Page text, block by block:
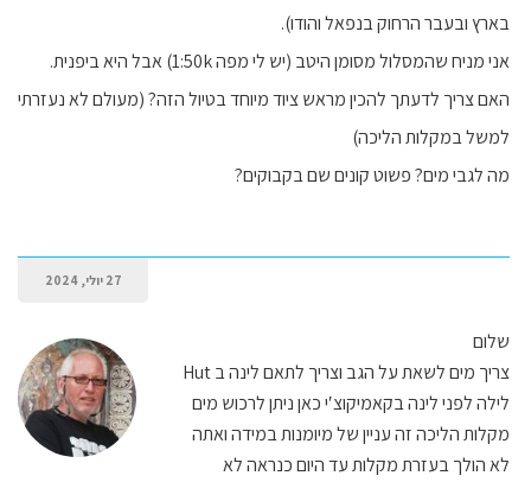
בארץ ובעבר הרחוק בנפאל והודו).
אני מניח שהמסלול מסומן היטב (יש לי מפה 1:50k) אבל היא ביפנית.
האם צריך לדעתך להכין מראש ציוד מיוחד בטיול הזה? (מעולם לא נעזרתי
למשל במקלות הליכה)
מה לגבי מים? פשוט קונים שם בקבוקים?
27 יולי, 2024
שלום
צריך מים לשאת על הגב וצריך לתאם לינה ב Hut
לילה לפני לינה בקאמיקוצ′י כאן ניתן לרכוש מים
מקלות הליכה זה עניין של מיומנות במידה ואתה
לא הולך בעזרת מקלות עד היום כנראה לא